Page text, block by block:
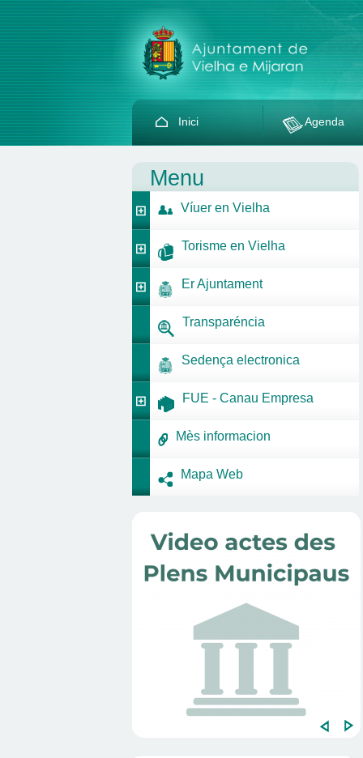
Inici Agenda
Menu
Víuer en Vielha
Torisme en Vielha
Er Ajuntament
Transparéncia
Sedença electronica
FUE - Canau Empresa
Mès informacion
Mapa Web